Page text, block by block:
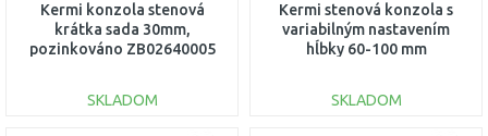
Kermi konzola stenová
krátka sada 30mm,
pozinkováno ZB02640005
SKLADOM
Kermi stenová konzola s
variabilným nastavením
hĺbky 60-100 mm
SKLADOM